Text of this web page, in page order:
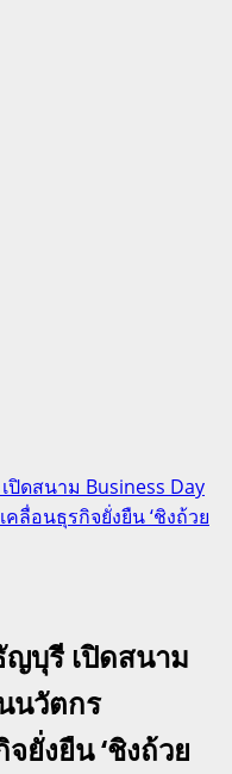
ดสนาม Business Day
ลื่อนธุรกิจยั่งยืน ‘ชิงถ้วย
บุรี เปิดสนาม
นวัตกร
ยั่งยืน ‘ชิงถ้วย